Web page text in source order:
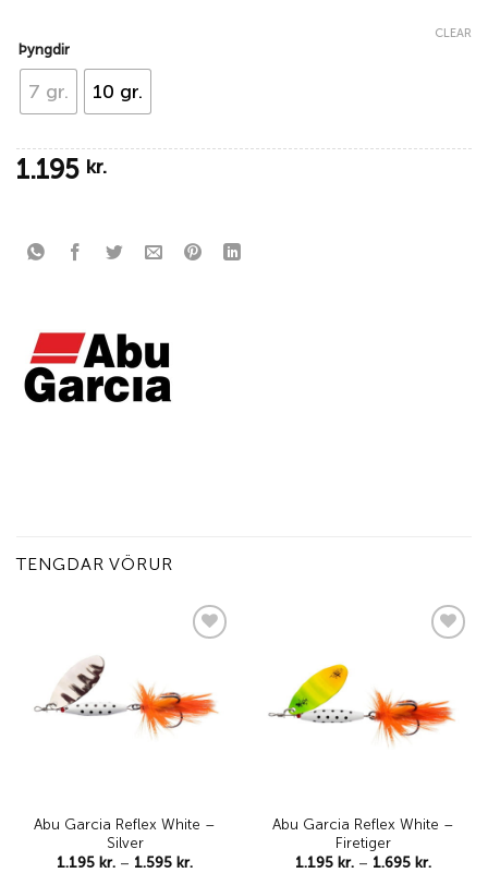
Þyngdir
7 gr. 10 gr.
CLEAR
1.195 kr.
TENGDAR VÖRUR
Abu Garcia Reflex White –
Silver
1.195 kr. – 1.595 kr.Price
Abu Garcia Reflex White –
Firetiger
1.195 kr. – 1.695 kr.Price